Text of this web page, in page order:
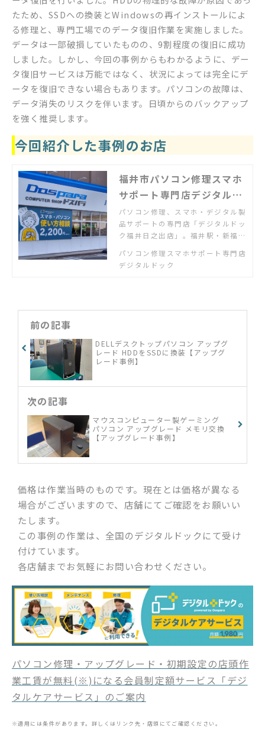
たため、SSDへの換装とWindowsの再インストールによ
る修理と、専門工場でのデータ復旧作業を実施しました。
データは一部破損していたものの、9割程度の復旧に成功
しました。しかし、今回の事例からもわかるように、デー
タ復旧サービスは万能ではなく、状況によっては完全にデ
ータを復旧できない場合もあります。パソコンの故障は、
データ消失のリスクを伴います。日頃からのバックアップ
を強く推奨します。
今回紹介した事例のお店
福井市パソコン修理スマホ
サポート専門店デジタルド
ック福井日之出店
パソコン修理、スマホ・デジタル製
品サポートの専門店「デジタルドッ
ク福井日之出店」。福井駅・新福井
ンが故障した」「スマホの使い方が
わからない」「新しいパソコンの設
パソコン修理スマホサポート専門店
デジタルドック
前の記事
DELLデスクトップパソコン アップグ
レード HDDをSSDに換装【アップグ
レード事例】
次の記事
マウスコンピューター製ゲーミング
パソコン アップグレード メモリ交換
【アップグレード事例】
価格は作業当時のものです。現在とは価格が異なる
場合がございますので、店舗にてご確認をお願いい
たします。
この事例の作業は、全国のデジタルドックにて受け
付けています。
各店舗までお気軽にお問い合わせください。
パソコン修理・アップグレード・初期設定の店頭作
業工賃が無料(※)になる会員制定額サービス「デジ
タルケアサービス」のご案内
※適用には条件があります。詳しくはリンク先・店頭にてご確認ください。